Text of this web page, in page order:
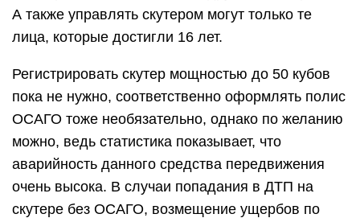
А также управлять скутером могут только те
лица, которые достигли 16 лет.
Регистрировать скутер мощностью до 50 кубов
пока не нужно, соответственно оформлять полис
ОСАГО тоже необязательно, однако по желанию
можно, ведь статистика показывает, что
аварийность данного средства передвижения
очень высока. В случаи попадания в ДТП на
скутере без ОСАГО, возмещение ущербов по